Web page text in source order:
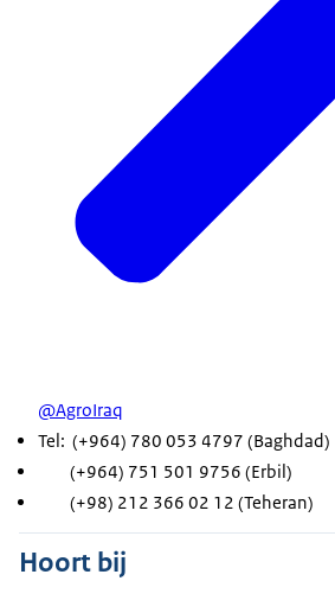
@AgroIraq
Tel: (+964) 780 053 4797 (Baghdad)
(+964) 751 501 9756 (Erbil)
(+98) 212 366 02 12 (Teheran)
Hoort bij